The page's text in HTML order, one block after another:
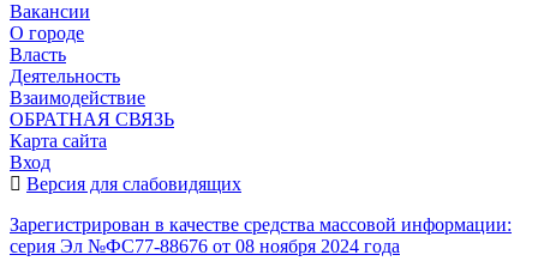
Вакансии
О городе
Власть
Деятельность
Взаимодействие
ОБРАТНАЯ СВЯЗЬ
Карта сайта
Вход
Версия для слабовидящих
Зарегистрирован в качестве средства массовой информации:
серия Эл №ФС77-88676 от 08 ноября 2024 года